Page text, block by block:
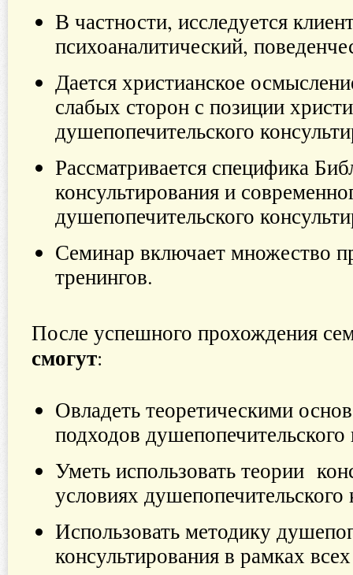
В частности, исследуется
психоаналитический,
Дается христианское
слабых сторон с позиции
душепопечительского
Рассматривается специфика
консультирования и
душепопечительского
Семинар включает множество
тренингов.
После успешного прохождения
смогут:
Овладеть теоретическими
подходов душепопечительского
Уметь использовать теории
условиях душепопечительского
Использовать методику
консультирования в рамках